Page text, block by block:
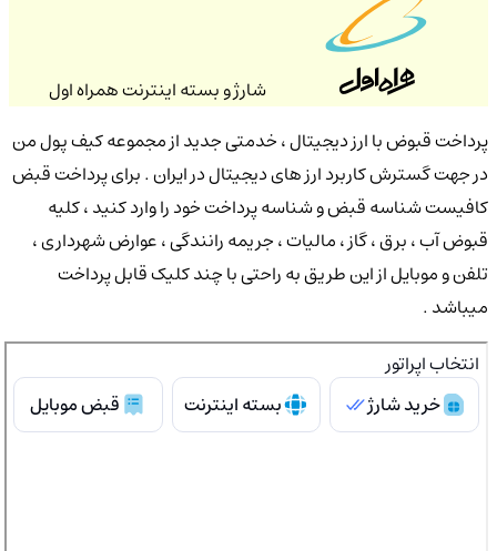
شارژ و بسته اینترنت همراه اول
پرداخت قبوض با ارز دیجیتال ، خدمتی جدید از مجموعه کیف پول من
در جهت گسترش کاربرد ارز های دیجیتال در ایران . برای پرداخت قبض
کافیست شناسه قبض و شناسه پرداخت خود را وارد کنید ، کلیه
قبوض آب ، برق ، گاز ، مالیات ، جریمه رانندگی ، عوارض شهرداری ،
تلفن و موبایل از این طریق به راحتی با چند کلیک قابل پرداخت
میباشد .